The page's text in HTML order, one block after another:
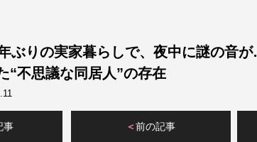
年ぶりの実家暮らしで、夜中に謎の音
“不思議な同居人”の存在
事 前の記事